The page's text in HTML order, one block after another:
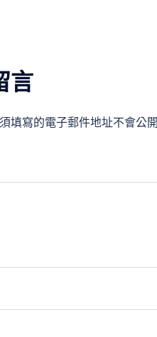
言
填寫的電子郵件地址不會公